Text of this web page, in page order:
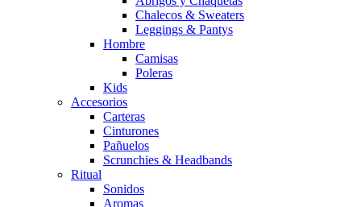
Chalecos & Sweaters
Leggings & Pantys
Hombre
Camisas
Poleras
Kids
Accesorios
Carteras
Cinturones
Pañuelos
Scrunchies & Headbands
Ritual
Sonidos
Aromas